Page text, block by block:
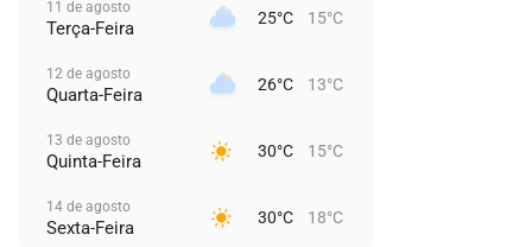
11 de agosto
Terça-Feira 25°C 15°C
12 de agosto
Quarta-Feira 26°C 13°C
13 de agosto
Quinta-Feira 30°C 15°C
14 de agosto
Sexta-Feira 30°C 18°C